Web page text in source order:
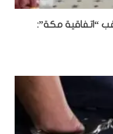
“اتفاقية مكة”: